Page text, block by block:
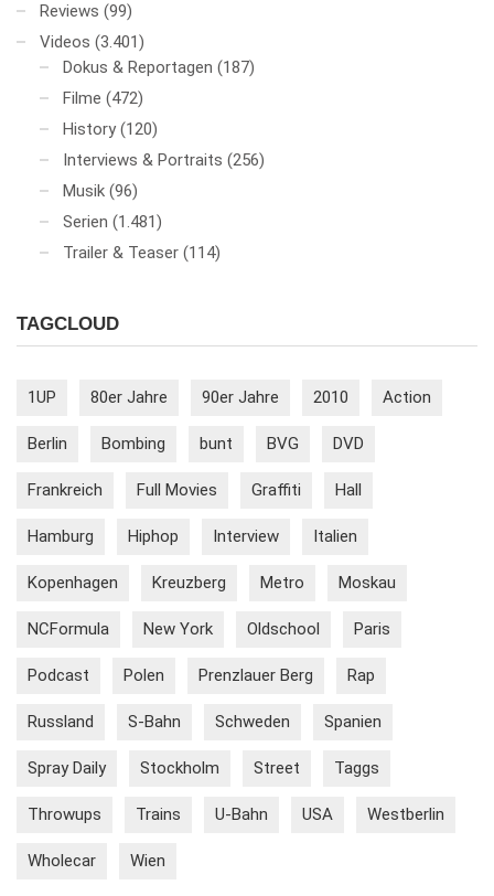
Reviews (99)
Videos (3.401)
Dokus & Reportagen (187)
Filme (472)
History (120)
Interviews & Portraits (256)
Musik (96)
Serien (1.481)
Trailer & Teaser (114)
TAGCLOUD
1UP 80er Jahre 90er Jahre 2010 Action
Berlin Bombing bunt BVG DVD
Frankreich Full Movies Graffiti Hall
Hamburg Hiphop Interview Italien
Kopenhagen Kreuzberg Metro Moskau
NCFormula New York Oldschool Paris
Podcast Polen Prenzlauer Berg Rap
Russland S-Bahn Schweden Spanien
Spray Daily Stockholm Street Taggs
Throwups Trains U-Bahn USA Westberlin
Wholecar Wien